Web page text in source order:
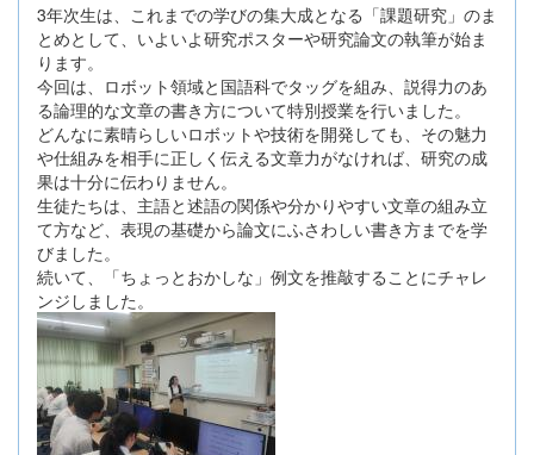
3年次生は、これまでの学びの集大成となる「課題研究」のま
とめとして、いよいよ研究ポスターや研究論文の執筆が始ま
ります。
今回は、ロボット領域と国語科でタッグを組み、説得力のあ
る論理的な文章の書き方について特別授業を行いました。
どんなに素晴らしいロボットや技術を開発しても、その魅力
や仕組みを相手に正しく伝える文章力がなければ、研究の成
果は十分に伝わりません。
生徒たちは、主語と述語の関係や分かりやすい文章の組み立
て方など、表現の基礎から論文にふさわしい書き方までを学
びました。
続いて、「ちょっとおかしな」例文を推敲することにチャレ
ンジしました。